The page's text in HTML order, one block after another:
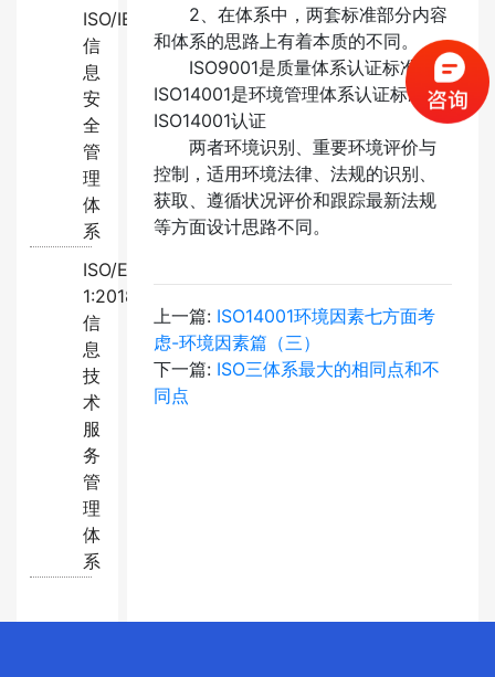
ISO/IEC27001:2022
信
息
安
全
管
理
体
系
ISO/EC20000-
1:2018
信
息
技
术
服
务
管
理
体
系
2、在体系中，两套标准部分内容
和体系的思路上有着本质的不同。
ISO9001是质量体系认证标准，
ISO14001是环境管理体系认证标准。
ISO14001认证
两者环境识别、重要环境评价与
控制，适用环境法律、法规的识别、
获取、遵循状况评价和跟踪最新法规
等方面设计思路不同。
上一篇: ISO14001环境因素七方面考
虑-环境因素篇（三）
下一篇: ISO三体系最大的相同点和不
同点